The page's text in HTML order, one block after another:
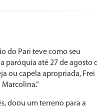
do Pari teve como seu
paróquia até 27 de agosto
ou capela apropriada, Frei
doou um terreno para a